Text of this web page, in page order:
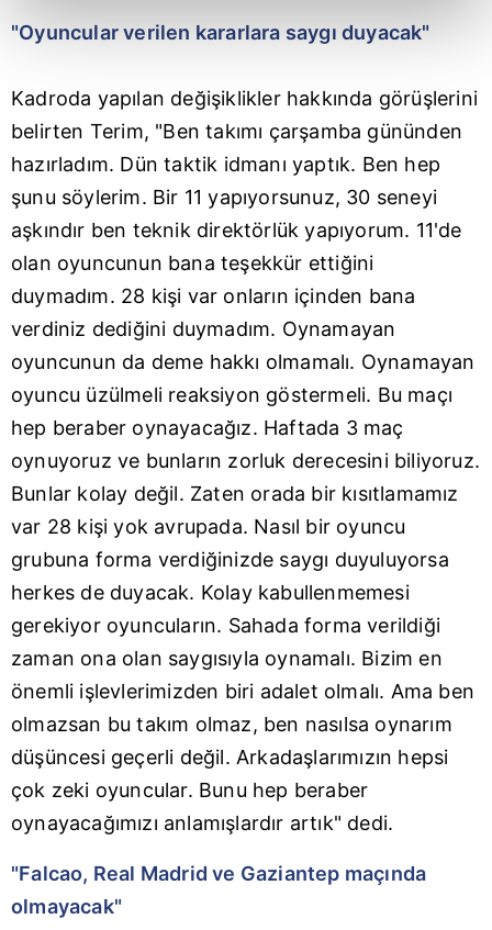
gösterilmeyecektir."
Sizlere daha iyi bir hizmet sunabilmek için İnternet
Sitemizde kendimize ve üçüncü kişilere ait çerezler
kullanılmaktadır. Bu çerezler vasıtasıyla çeşitli kişisel
verileriniz işlenmekte olup gerekli olan çerezler bilgi
toplumu hizmetlerinin sunulması amacıyla
kullanılmaktadır. Diğer çerezler, sitemizin daha işlevsel
kılınması ve kişiselleştirilmesi ve sizlere yönelik
reklam/pazarlama faaliyetlerinin yapılması, amaçlarıyla
sınırlı olarak açık rızanız dahilinde kullanılacaktır.
Çerezlere ilişkin tercihlerinizi aşağıda yer alan panel
vasıtasıyla belirleyebilirsiniz. Çerezlere ilişkin detaylı bilgi
için Ayarlar butonuna tıklayabilir,
Çerez Bilgilendirme
Metnimiziziyaret edebilirsiniz.
6698 sayılı Kişisel Verilerin Korunması Kanunu uyarınca
hazırlanmış Aydınlatma Metnimizi okumak ve sitemizde
ilgili mevzuata uygun olarak kullanılan çerezlerle ilgili bilgi
almak için lütfentıklayınız
"Oyuncular verilen kararlara saygı duyacak"
Kadroda yapılan değişiklikler hakkında görüşlerini
belirten Terim, "Ben takımı çarşamba gününden
hazırladım. Dün taktik idmanı yaptık. Ben hep
şunu söylerim. Bir 11 yapıyorsunuz, 30 seneyi
aşkındır ben teknik direktörlük yapıyorum. 11'de
olan oyuncunun bana teşekkür ettiğini
duymadım. 28 kişi var onların içinden bana
verdiniz dediğini duymadım. Oynamayan
oyuncunun da deme hakkı olmamalı. Oynamayan
oyuncu üzülmeli reaksiyon göstermeli. Bu maçı
hep beraber oynayacağız. Haftada 3 maç
oynuyoruz ve bunların zorluk derecesini biliyoruz.
Bunlar kolay değil. Zaten orada bir kısıtlamamız
var 28 kişi yok avrupada. Nasıl bir oyuncu
grubuna forma verdiğinizde saygı duyuluyorsa
herkes de duyacak. Kolay kabullenmemesi
gerekiyor oyuncuların. Sahada forma verildiği
zaman ona olan saygısıyla oynamalı. Bizim en
önemli işlevlerimizden biri adalet olmalı. Ama ben
olmazsan bu takım olmaz, ben nasılsa oynarım
düşüncesi geçerli değil. Arkadaşlarımızın hepsi
çok zeki oyuncular. Bunu hep beraber
oynayacağımızı anlamışlardır artık" dedi.
"Falcao, Real Madrid ve Gaziantep maçında
olmayacak"